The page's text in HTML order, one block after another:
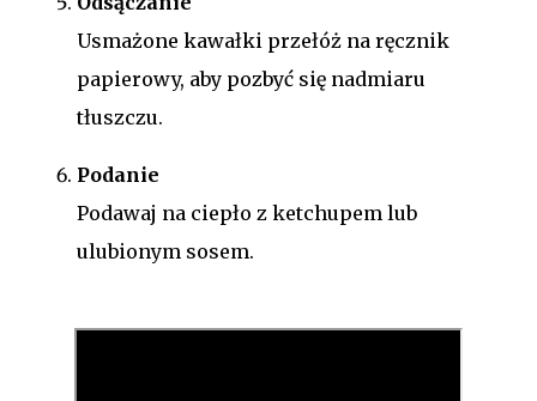
Usmażone kawałki przełóż na ręcznik
papierowy, aby pozbyć się nadmiaru
tłuszczu.
Podanie
Podawaj na ciepło z ketchupem lub
ulubionym sosem.